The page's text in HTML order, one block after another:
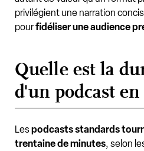
privilégient une narration
pourfidéliser une audience
Quelle est la
d'un podcast
Lespodcasts standards
trentaine de minutes, selon